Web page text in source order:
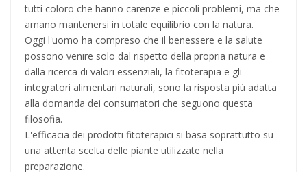
tutti coloro che hanno carenze e piccoli problemi, ma che
amano mantenersi in totale equilibrio con la natura.
Oggi l'uomo ha compreso che il benessere e la salute
possono venire solo dal rispetto della propria natura e
dalla ricerca di valori essenziali, la fitoterapia e gli
integratori alimentari naturali, sono la risposta più adatta
alla domanda dei consumatori che seguono questa
filosofia.
L'efficacia dei prodotti fitoterapici si basa soprattutto su
una attenta scelta delle piante utilizzate nella
preparazione.